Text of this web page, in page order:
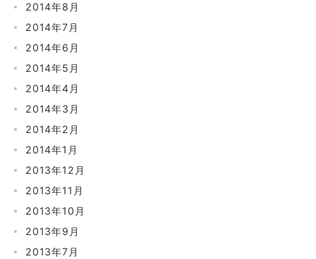
2014年8月
2014年7月
2014年6月
2014年5月
2014年4月
2014年3月
2014年2月
2014年1月
2013年12月
2013年11月
2013年10月
2013年9月
2013年7月